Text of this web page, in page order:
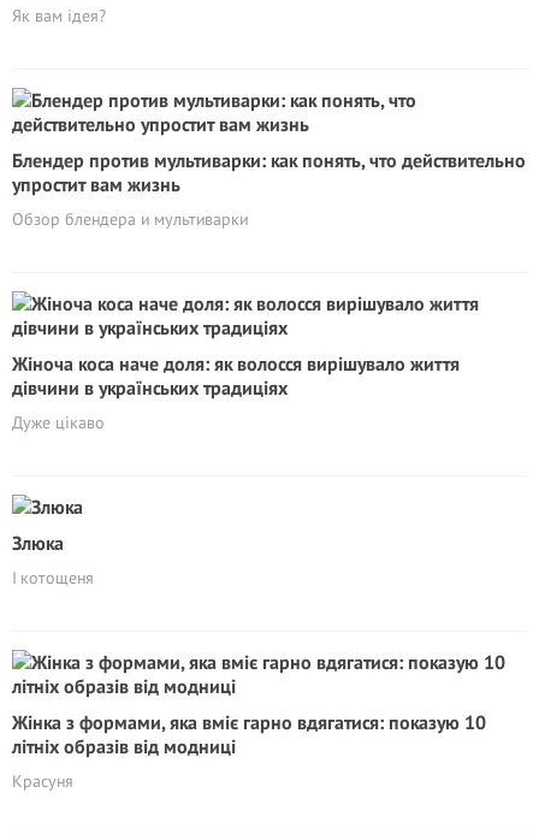
Як вам ідея?
Блендер против мультиварки: как понять, что действительно
упростит вам жизнь
Обзор блендера и мультиварки
Жіноча коса наче доля: як волосся вирішувало життя
дівчини в українських традиціях
Дуже цікаво
Злюка
І котощеня
Жінка з формами, яка вміє гарно вдягатися: показую 10
літніх образів від модниці
Красуня